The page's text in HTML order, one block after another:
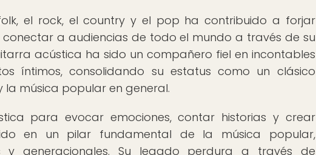
el rock, el country y el pop ha contribuido a forjar
a audiencias de todo el mundo a través de su
acústica ha sido un compañero fiel en incontables
íntimos, consolidando su estatus como un clásico
música popular en general.
para evocar emociones, contar historias y crear
en un pilar fundamental de la música popular,
y generacionales. Su legado perdura a través de